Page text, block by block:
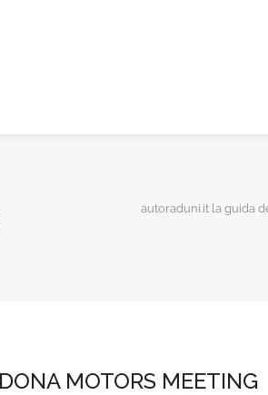
autoraduni.it la guida
MOTORS MEETING